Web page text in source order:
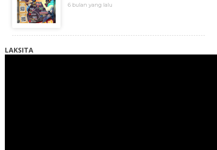
6 bulan yang lalu
LAKSITA